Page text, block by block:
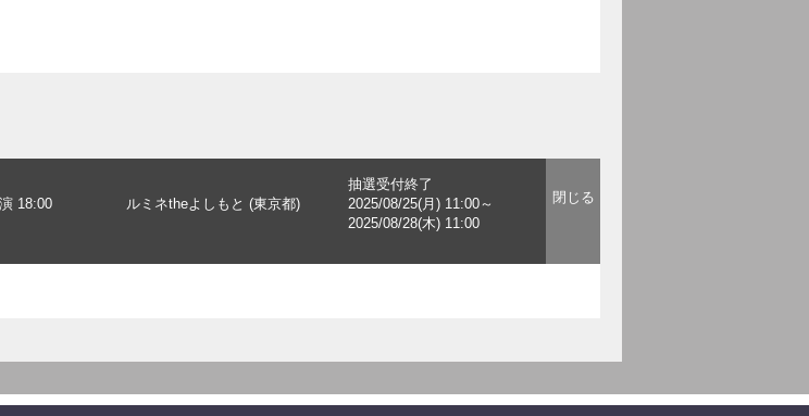
18:00 ルミネtheよしもと (東京都)
抽選受付終了
2025/08/25(月) 11:00～
2025/08/28(木) 11:00